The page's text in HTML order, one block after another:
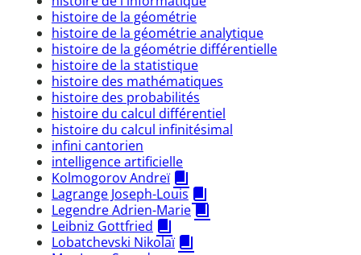
histoire de la géométrie
histoire de la géométrie analytique
histoire de la géométrie différentielle
histoire de la statistique
histoire des mathématiques
histoire des probabilités
histoire du calcul différentiel
histoire du calcul infinitésimal
infini cantorien
intelligence artificielle
Kolmogorov Andreï
Lagrange Joseph-Louis
Legendre Adrien-Marie
Leibniz Gottfried
Lobatchevski Nikolaï